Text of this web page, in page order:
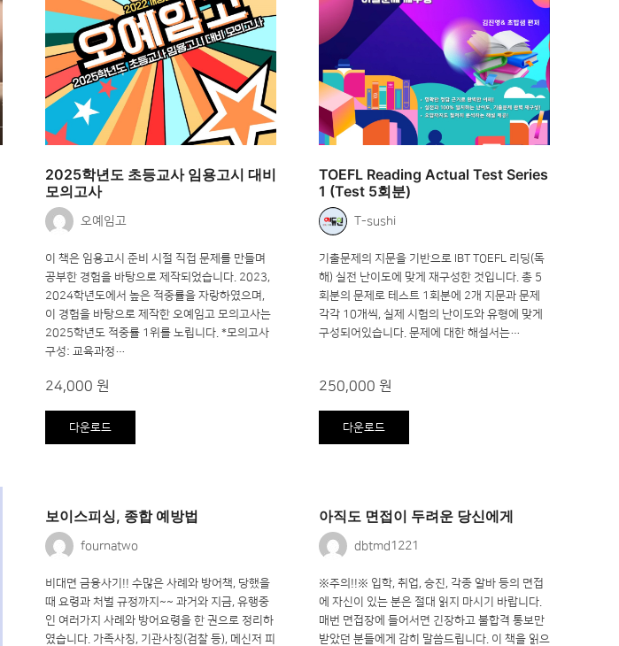
2025학년도 초등교사 임용고시 대비
모의고사
오예임고
이 책은 임용고시 준비 시절 직접 문제를 만들며
공부한 경험을 바탕으로 제작되었습니다. 2023,
2024학년도에서 높은 적중률을 자랑하였으며,
이 경험을 바탕으로 제작한 오예임고 모의고사는
2025학년도 적중률 1위를 노립니다. *모의고사
구성: 교육과정…
24,000 원
다운로드
TOEFL Reading Actual Test Series
1 (Test 5회분)
T-sushi
기출문제의 지문을 기반으로 IBT TOEFL 리딩(독
해) 실전 난이도에 맞게 재구성한 것입니다. 총 5
회분의 문제로 테스트 1회분에 2개 지문과 문제
각각 10개씩, 실제 시험의 난이도와 유형에 맞게
구성되어있습니다. 문제에 대한 해설서는…
250,000 원
다운로드
보이스피싱, 종합 예방법
fournatwo
비대면 금융사기!! 수많은 사례와 방어책, 당했을
때 요령과 처벌 규정까지~~ 과거와 지금, 유행중
인 여러가지 사례와 방어요령을 한 권으로 정리하
였습니다. 가족사칭, 기관사칭(검찰 등), 메신저 피
아직도 면접이 두려운 당신에게
dbtmd1221
※주의!!※ 입학, 취업, 승진, 각종 알바 등의 면접
에 자신이 있는 분은 절대 읽지 마시기 바랍니다. ​
매번 면접장에 들어서면 긴장하고 불합격 통보만
받았던 분들에게 감히 말씀드립니다. 이 책을 읽으